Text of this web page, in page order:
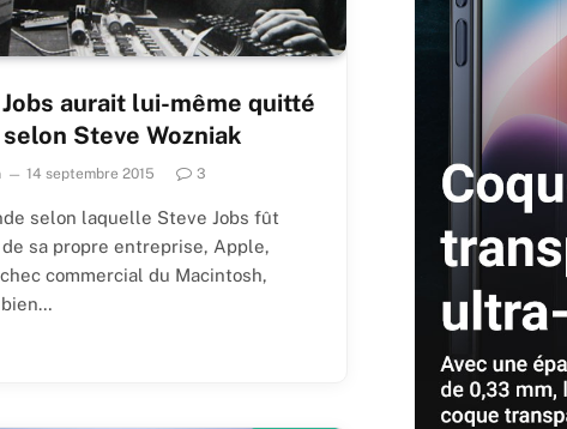
aurait lui-même quitté
Steve Wozniak
14 septembre 2015 3
selon laquelle Steve Jobs fût
sa propre entreprise, Apple,
commercial du Macintosh,